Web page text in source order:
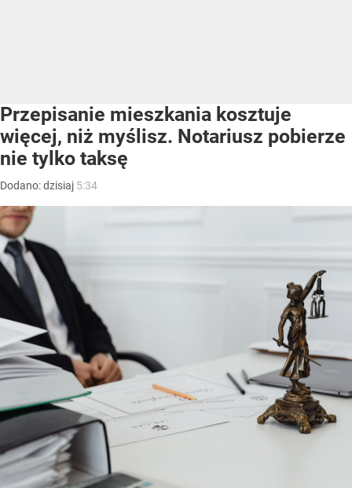
Przepisanie mieszkania kosztuje
więcej, niż myślisz. Notariusz pobierze
nie tylko taksę
Dodano:dzisiaj 5:34